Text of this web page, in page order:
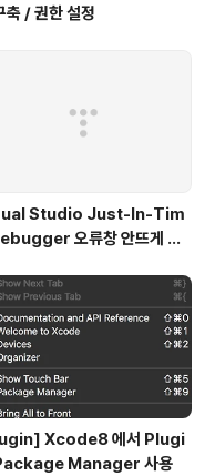
축 / 권한 설정
Studio Just-In-Tim
오류창 안뜨게 하
Xcode8 에서 Plugi
Manager 사용